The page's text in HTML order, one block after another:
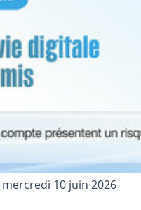
mercredi 10 juin 2026